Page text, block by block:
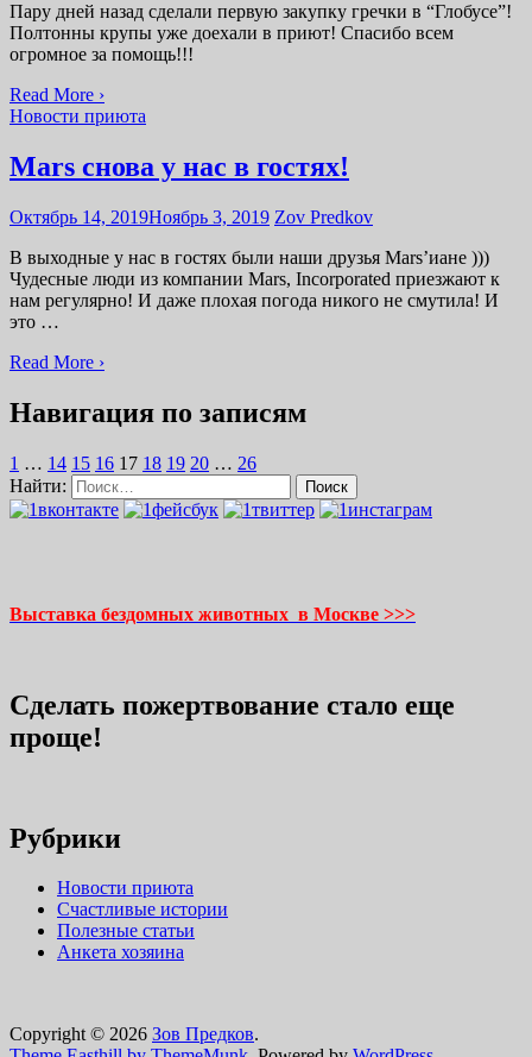
Пару дней назад сделали первую закупку гречки в “Глобусе”!
Полтонны крупы уже доехали в приют! Спасибо всем
огромное за помощь!!!
Read More ›
Новости приюта
Mars снова у нас в гостях!
Октябрь 14, 2019Ноябрь 3, 2019 Zov Predkov
В выходные у нас в гостях были наши друзья Mars’иане )))
Чудесные люди из компании Mars, Incorporated приезжают к
нам регулярно! И даже плохая погода никого не смутила! И
это …
Read More ›
Навигация по записям
1 … 14 15 16 17 18 19 20 … 26
Найти:
Выставка бездомных животных в Москве >>>
Сделать пожертвование стало еще
проще!
Рубрики
Новости приюта
Счастливые истории
Полезные статьи
Анкета хозяина
Copyright © 2026 Зов Предков.